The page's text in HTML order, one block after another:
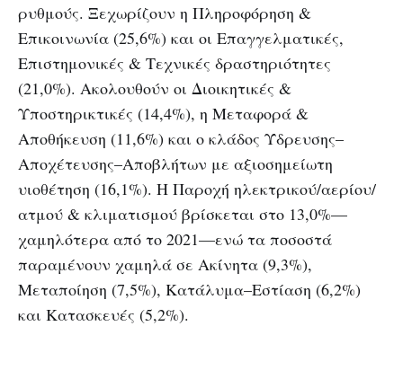
ρυθμούς. Ξεχωρίζουν η Πληροφόρηση &
Επικοινωνία (25,6%) και οι Επαγγελματικές,
Επιστημονικές & Τεχνικές δραστηριότητες
(21,0%). Ακολουθούν οι Διοικητικές &
Υποστηρικτικές (14,4%), η Μεταφορά &
Αποθήκευση (11,6%) και ο κλάδος Ύδρευσης–
Αποχέτευσης–Αποβλήτων με αξιοσημείωτη
υιοθέτηση (16,1%). Η Παροχή ηλεκτρικού/αερίου/
ατμού & κλιματισμού βρίσκεται στο 13,0%—
χαμηλότερα από το 2021—ενώ τα ποσοστά
παραμένουν χαμηλά σε Ακίνητα (9,3%),
Μεταποίηση (7,5%), Κατάλυμα–Εστίαση (6,2%)
και Κατασκευές (5,2%).